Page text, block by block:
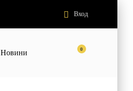
Вход
0
Новини